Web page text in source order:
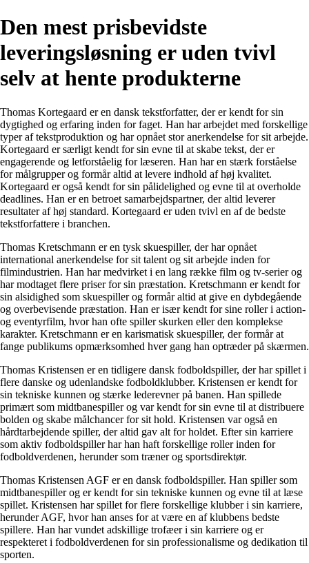
Den mest prisbevidste
leveringsløsning er uden tvivl
selv at hente produkterne
Thomas Kortegaard er en dansk tekstforfatter, der er kendt for sin
dygtighed og erfaring inden for faget. Han har arbejdet med forskellige
typer af tekstproduktion og har opnået stor anerkendelse for sit arbejde.
Kortegaard er særligt kendt for sin evne til at skabe tekst, der er
engagerende og letforståelig for læseren. Han har en stærk forståelse
for målgrupper og formår altid at levere indhold af høj kvalitet.
Kortegaard er også kendt for sin pålidelighed og evne til at overholde
deadlines. Han er en betroet samarbejdspartner, der altid leverer
resultater af høj standard. Kortegaard er uden tvivl en af de bedste
tekstforfattere i branchen.
Thomas Kretschmann er en tysk skuespiller, der har opnået
international anerkendelse for sit talent og sit arbejde inden for
filmindustrien. Han har medvirket i en lang række film og tv-serier og
har modtaget flere priser for sin præstation. Kretschmann er kendt for
sin alsidighed som skuespiller og formår altid at give en dybdegående
og overbevisende præstation. Han er især kendt for sine roller i action-
og eventyrfilm, hvor han ofte spiller skurken eller den komplekse
karakter. Kretschmann er en karismatisk skuespiller, der formår at
fange publikums opmærksomhed hver gang han optræder på skærmen.
Thomas Kristensen er en tidligere dansk fodboldspiller, der har spillet i
flere danske og udenlandske fodboldklubber. Kristensen er kendt for
sin tekniske kunnen og stærke lederevner på banen. Han spillede
primært som midtbanespiller og var kendt for sin evne til at distribuere
bolden og skabe målchancer for sit hold. Kristensen var også en
hårdtarbejdende spiller, der altid gav alt for holdet. Efter sin karriere
som aktiv fodboldspiller har han haft forskellige roller inden for
fodboldverdenen, herunder som træner og sportsdirektør.
Thomas Kristensen AGF er en dansk fodboldspiller. Han spiller som
midtbanespiller og er kendt for sin tekniske kunnen og evne til at læse
spillet. Kristensen har spillet for flere forskellige klubber i sin karriere,
herunder AGF, hvor han anses for at være en af klubbens bedste
spillere. Han har vundet adskillige trofæer i sin karriere og er
respekteret i fodboldverdenen for sin professionalisme og dedikation til
sporten.